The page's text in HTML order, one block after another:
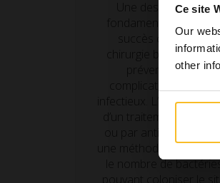
Ce site
Our
other
Une des exigences
succès clinique en
chirurgie buccale est
prévention des
complications de type
infectieux.
une méthode pour
le nombre de